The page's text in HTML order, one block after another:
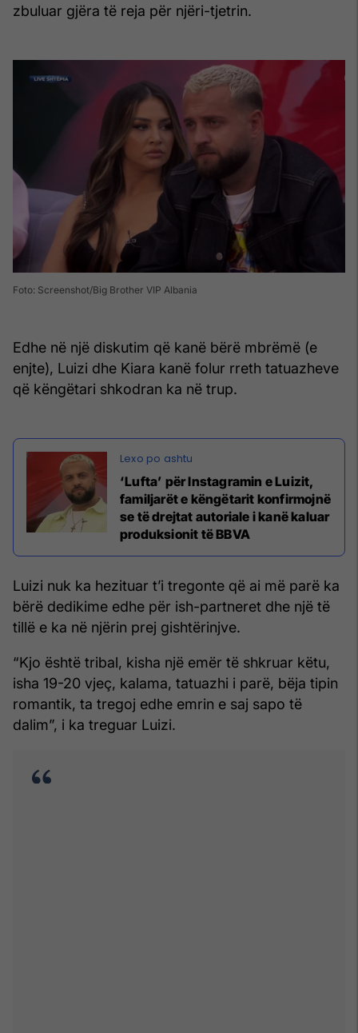
zbuluar gjëra të reja për njëri-tjetrin.
Foto: Screenshot/Big Brother VIP Albania
Edhe në një diskutim që kanë bërë mbrëmë (e
enjte), Luizi dhe Kiara kanë folur rreth tatuazheve
që këngëtari shkodran ka në trup.
‘Lufta’ për Instagramin e Luizit,
familjarët e këngëtarit konfirmojnë
se të drejtat autoriale i kanë kaluar
produksionit të BBVA
Luizi nuk ka hezituar t’i tregonte që ai më parë ka
bërë dedikime edhe për ish-partneret dhe një të
tillë e ka në njërin prej gishtërinjve.
“Kjo është tribal, kisha një emër të shkruar këtu,
isha 19-20 vjeç, kalama, tatuazhi i parë, bëja tipin
romantik, ta tregoj edhe emrin e saj sapo të
dalim”, i ka treguar Luizi.